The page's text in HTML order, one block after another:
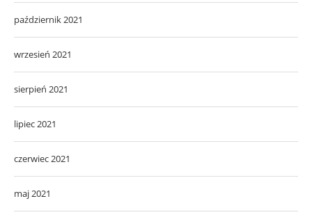
październik 2021
wrzesień 2021
sierpień 2021
lipiec 2021
czerwiec 2021
maj 2021